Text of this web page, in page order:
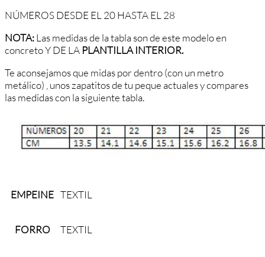
NÚMEROS DESDE EL 20 HASTA EL 28
NOTA:Las medidas de la tabla son de este modelo en
concreto Y DE LA PLANTILLA INTERIOR.
Te aconsejamos que midas por dentro (con un metro
metálico) , unos zapatitos de tu peque actuales y compares
las medidas con la siguiente tabla.
EMPEINE TEXTIL
FORRO TEXTIL